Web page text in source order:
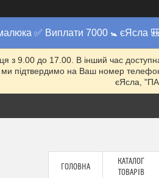
✅ Виплати 7000 🚼 єЯсла
з 9.00 до 17.00. В інший час
ми підтвердимо на Ваш номер
єЯсла,
ГОЛОВНА
КАТАЛОГ
ТОВАРІВ